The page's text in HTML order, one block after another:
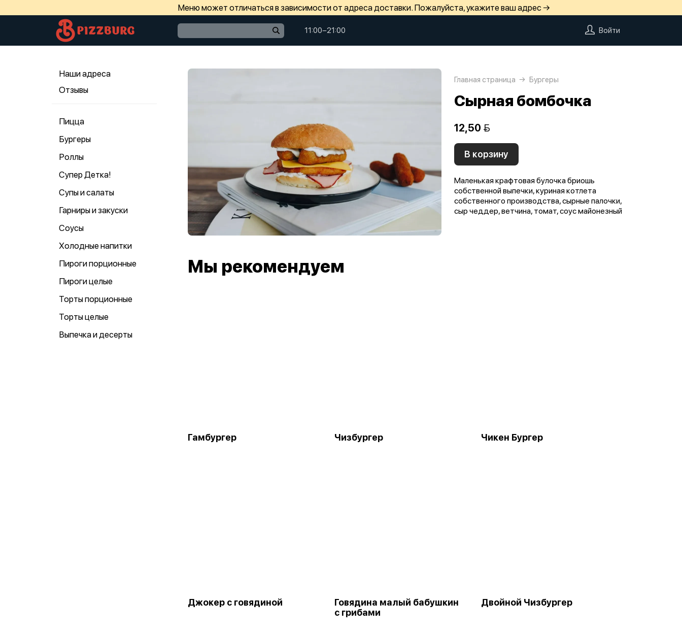
Меню может отличаться в зависимости от адреса доставки. Пожалуйста, укажите ваш адрес →
11:00−21:00 Войти
Наши адреса
Отзывы
Пицца
Бургеры
Роллы
Супер Детка!
Супы и салаты
Гарниры и закуски
Соусы
Холодные напитки
Пироги порционные
Пироги целые
Торты порционные
Торты целые
Выпечка и десерты
Главная страница Бургеры
Cырная бомбочка
12,50 
В корзину
Маленькая крафтовая булочка бриошь
собственной выпечки, куриная котлета
собственного производства, сырные палочки,
сыр чеддер, ветчина, томат, соус майонезный
Мы рекомендуем
Гамбургер Чизбургер Чикен Бургер
Джокер с говядиной
Говядина малый бабушкин
с грибами
Двойной Чизбургер